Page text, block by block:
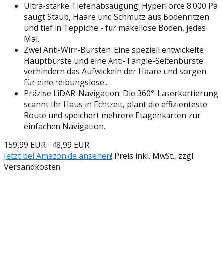
Ultra-starke Tiefenabsaugung: HyperForce 8.000 Pa
saugt Staub, Haare und Schmutz aus Bodenritzen
und tief in Teppiche - für makellose Böden, jedes
Mal.
Zwei Anti-Wirr-Bürsten: Eine speziell entwickelte
Hauptbürste und eine Anti-Tangle-Seitenbürste
verhindern das Aufwickeln der Haare und sorgen
für eine reibungslose...
Präzise LiDAR-Navigation: Die 360°-Laserkartierung
scannt Ihr Haus in Echtzeit, plant die effizienteste
Route und speichert mehrere Etagenkarten zur
einfachen Navigation.
159,99 EUR −48,99 EUR
Jetzt bei Amazon.de ansehen! Preis inkl. MwSt., zzgl.
Versandkosten